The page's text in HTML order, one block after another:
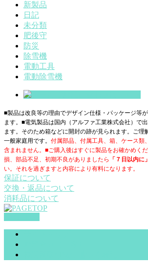
新製品
日記
未分類
肥後守
防災
除雪機
電動工具
電動除雪機
■製品は改良等の理由でデザイン仕様・パッケージ等
ます。■電気製品は国内（アルファ工業株式会社）で
ます。そのため箱などに開封の跡が見られます。ご理
一般家庭用です。 付属部品、付属工具、箱、ケース類
含まれません。■ご購入後はすぐに製品をお確かめく
損、部品不足、初期不良がありましたら
「７日以内に」
い。それを過ぎますと内容により有料になります。
保証について
交換・返品について
消耗品について